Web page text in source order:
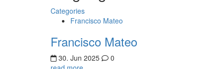
Categories
Francisco Mateo
Francisco Mateo
30. Jun 2025
0